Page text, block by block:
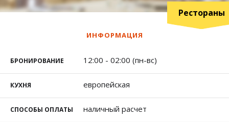
Рестораны
ИНФОРМАЦИЯ
БРОНИРОВАНИЕ 12:00 - 02:00 (пн-вс)
КУХНЯ европейская
СПОСОБЫ ОПЛАТЫ наличный расчет